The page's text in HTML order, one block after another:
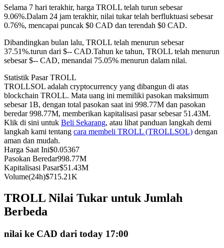
USDC Berjangka
Kontrak berjangka menggunakan USDC sebagai jaminannya
Copy Trading
Bergabunglah dengan pedagang top
Selama 7 hari terakhir, harga TROLL telah turun sebesar
9.06%.Dalam 24 jam terakhir, nilai tukar telah berfluktuasi sebesar
0.76%, mencapai puncak $0 CAD dan terendah $0 CAD.
Dibandingkan bulan lalu, TROLL telah menurun sebesar
37.51%.turun dari $-- CAD.Tahun ke tahun, TROLL telah menurun
sebesar $-- CAD, menandai 75.05% menurun dalam nilai.
Statistik Pasar TROLL
TROLLSOL adalah cryptocurrency yang dibangun di atas
blockchain TROLL. Mata uang ini memiliki pasokan maksimum
sebesar 1B, dengan total pasokan saat ini 998.77M dan pasokan
beredar 998.77M, memberikan kapitalisasi pasar sebesar 51.43M.
Klik di sini untuk Beli Sekarang, atau lihat panduan langkah demi
langkah kami tentang cara membeli TROLL (TROLLSOL) dengan
aman dan mudah.
Harga Saat Ini$0.05367
Pasokan Beredar998.77M
Kapitalisasi Pasar$51.43M
Volume(24h)$715.21K
TROLL Nilai Tukar untuk Jumlah
Berbeda
nilai ke CAD dari today 17:00